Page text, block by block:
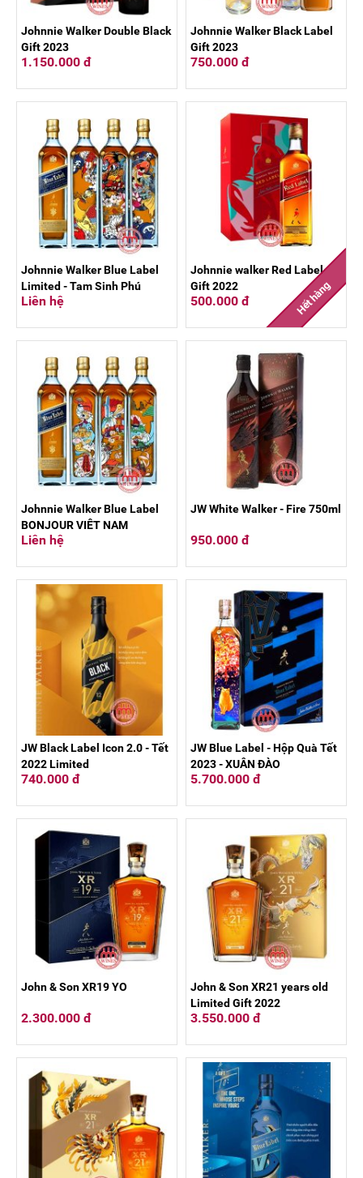
Johnnie Walker Double Black
Gift 2023
1.150.000 đ
Johnnie Walker Black Label
Gift 2023
750.000 đ
Johnnie Walker Blue Label
Limited - Tam Sinh Phú
Liên hệ
Johnnie walker Red Label
Gift 2022
500.000 đ Hết hàng
Johnnie Walker Blue Label
BONJOUR VIỆT NAM
Liên hệ
JW White Walker - Fire 750ml
950.000 đ
JW Black Label Icon 2.0 - Tết
2022 Limited
740.000 đ
JW Blue Label - Hộp Quà Tết
2023 - XUÂN ĐÀO
5.700.000 đ
John & Son XR19 YO
2.300.000 đ
John & Son XR21 years old
Limited Gift 2022
3.550.000 đ